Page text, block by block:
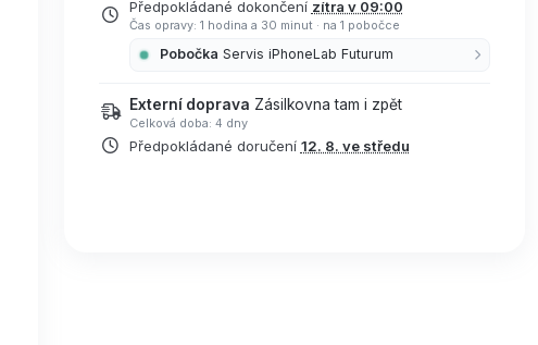
Předpokládané dokončení zítra v 09:00
Čas opravy: 1 hodina a 30 minut · na 1 pobočce
Pobočka Servis iPhoneLab Futurum
Externí doprava Zásilkovna tam i zpět
Celková doba: 4 dny
Předpokládané doručení 12. 8. ve středu